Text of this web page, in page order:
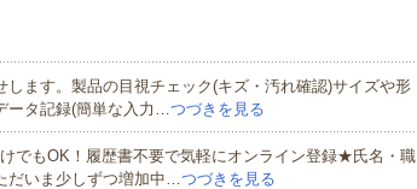
します。製品の目視チェック(キズ・汚れ確認)サイズや形
ータ記録(簡単な入力…つづきを見る
でもOK！履歴書不要で気軽にオンライン登録★氏名・職
だいま少しずつ増加中…つづきを見る